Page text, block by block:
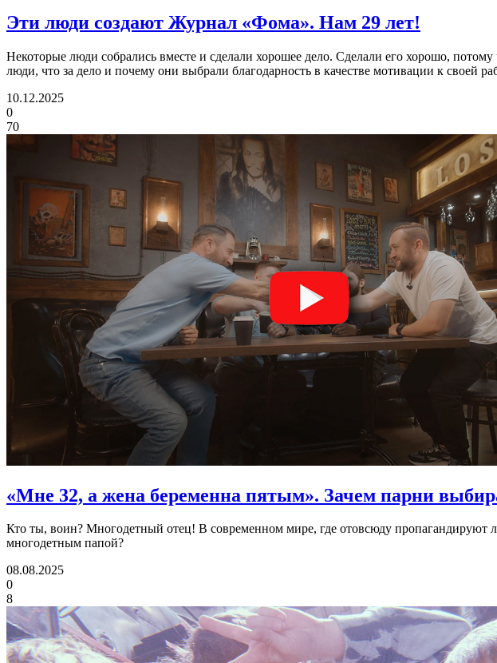
Эти люди создают Журнал «Фома». Нам 29 лет!
Некоторые люди собрались вместе и сделали хорошее дело. Сделали его хорошо,
люди, что за дело и почему они выбрали благодарность в качестве мотивации к своей
10.12.2025
0
70
«Мне 32, а жена беременна пятым». Зачем парни
Кто ты, воин? Многодетный отец! В современном мире, где отовсюду пропагандируют
многодетным папой?
08.08.2025
0
8